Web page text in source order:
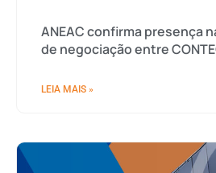
ANEAC confirma presença
de negociação entre
LEIA MAIS »